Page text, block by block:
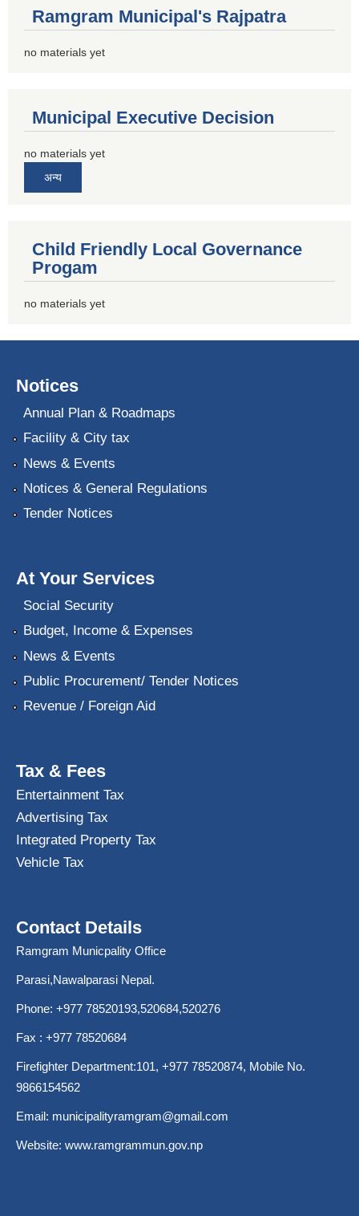
Ramgram Municipal's Rajpatra
no materials yet
Municipal Executive Decision
no materials yet
अन्य
Child Friendly Local Governance
Progam
no materials yet
Notices
Annual Plan & Roadmaps
Facility & City tax
News & Events
Notices & General Regulations
Tender Notices
At Your Services
Social Security
Budget, Income & Expenses
News & Events
Public Procurement/ Tender Notices
Revenue / Foreign Aid
Tax & Fees
Entertainment Tax
Advertising Tax
Integrated Property Tax
Vehicle Tax
Contact Details
Ramgram Municpality Office
Parasi,Nawalparasi Nepal.
Phone: +977 78520193,520684,520276
Fax : +977 78520684
Firefighter Department:101, +977 78520874, Mobile No.
9866154562
Email: municipalityramgram@gmail.com
Website: www.ramgrammun.gov.np